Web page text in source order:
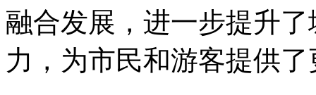
融合发展，进一步提升
力，为市民和游客提供